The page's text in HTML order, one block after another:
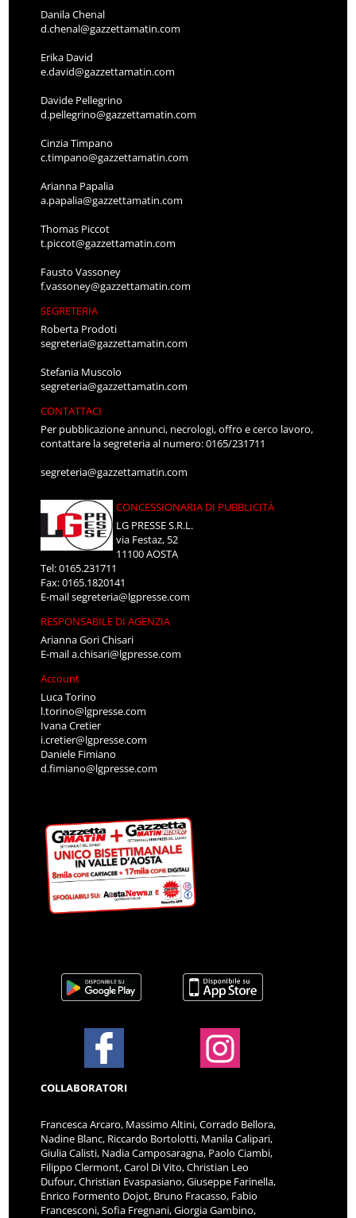
Danila Chenal
d.chenal@gazzettamatin.com
Erika David
e.david@gazzettamatin.com
Davide Pellegrino
d.pellegrino@gazzettamatin.com
Cinzia Timpano
c.timpano@gazzettamatin.com
Arianna Papalia
a.papalia@gazzettamatin.com
Thomas Piccot
t.piccot@gazzettamatin.com
Fausto Vassoney
f.vassoney@gazzettamatin.com
SEGRETERIA
Roberta Prodoti
segreteria@gazzettamatin.com
Stefania Muscolo
segreteria@gazzettamatin.com
CONTATTACI
Per pubblicazione annunci, necrologi, offro e cerco lavoro,
contattare la segreteria al numero: 0165/231711
segreteria@gazzettamatin.com
CONCESSIONARIA DI PUBBLICITÀ
LG PRESSE S.R.L.
via Festaz, 52
11100 AOSTA
Tel: 0165.231711
Fax: 0165.1820141
E-mailsegreteria@lgpresse.com
RESPONSABILE DI AGENZIA
Arianna Gori Chisari
E-maila.chisari@lgpresse.com
Account
Luca Torino
l.torino@lgpresse.com
Ivana Cretier
i.cretier@lgpresse.com
Daniele Fimiano
d.fimiano@lgpresse.com
COLLABORATORI
Francesca Arcaro, Massimo Altini, Corrado Bellora,
Nadine Blanc, Riccardo Bortolotti, Manila Calipari,
Giulia Calisti, Nadia Camposaragna, Paolo Ciambi,
Filippo Clermont, Carol Di Vito, Christian Leo
Dufour, Christian Evaspasiano, Giuseppe Farinella,
Enrico Formento Dojot, Bruno Fracasso, Fabio
Francesconi, Sofia Fregnani, Giorgia Gambino,